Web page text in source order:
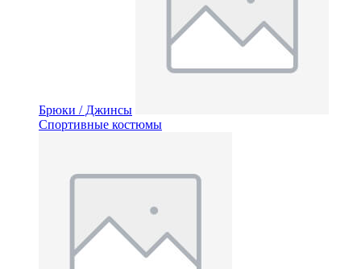
Брюки / Джинсы
Спортивные костюмы